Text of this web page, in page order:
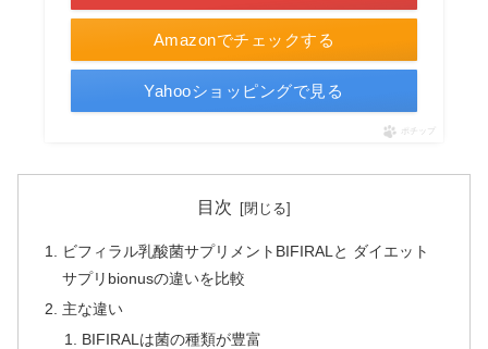
Amazonでチェックする
Yahooショッピングで見る
ポチップ
目次
ビフィラル乳酸菌サプリメントBIFIRALと ダイエット
サプリbionusの違いを比較
主な違い
BIFIRALは菌の種類が豊富